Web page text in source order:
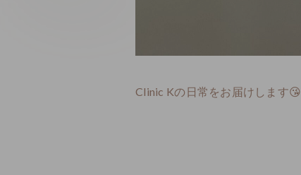
Clinic Kの日常をお届けします😘